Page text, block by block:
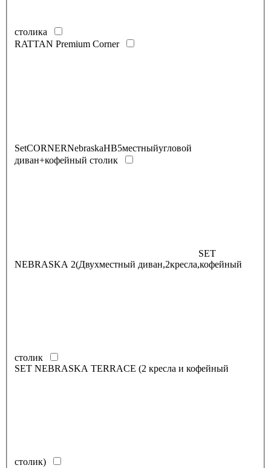
столика
RATTAN Premium Corner
SetCORNERNebraskaHB5местныйугловой
диван+кофейный столик
SET
NEBRASKA 2(Двухместный диван,2кресла,кофейный
столик
SET NEBRASKA TERRACE (2 кресла и кофейный
столик)